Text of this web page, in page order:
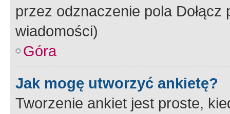
przez odznaczenie pola
wiadomości)
Góra
Jak mogę utworzyć ankietę?
Tworzenie ankiet jest proste,